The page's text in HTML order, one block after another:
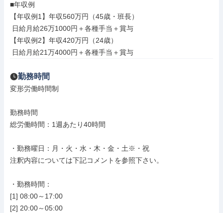
■年収例
【年収例1】年収560万円（45歳・班長）
【年収例2】年収420万円（24歳）
日給月給21万4000円＋各種手当＋賞与
勤務時間
変形労働時間制
勤務時間
総労働時間：1週あたり40時間
・勤務曜日：月・火・水・木・金・土※・祝
注釈内容については下記コメントを参照下さい。
・勤務時間：
[1] 08:00～17:00
[2] 20:00～05:00